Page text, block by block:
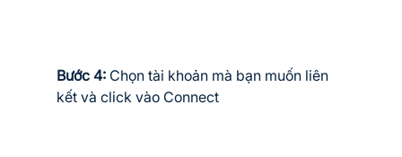
Bước 4: Chọn tài khoản mà bạn muốn liên
kết và click vào Connect